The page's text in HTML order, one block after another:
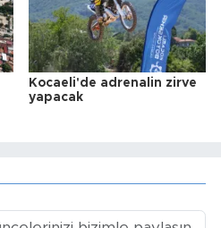
Kocaeli'de adrenalin zirve
yapacak